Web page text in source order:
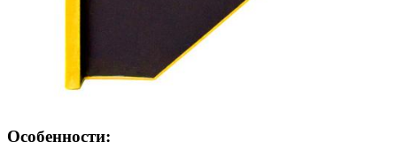
Особенности: